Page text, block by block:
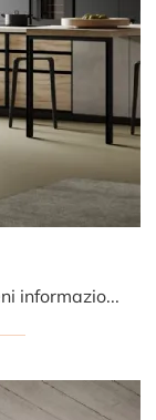
Se desideri una cucina moderna, ottieni informazioni sul modello Ménta Beton Giove Miton.